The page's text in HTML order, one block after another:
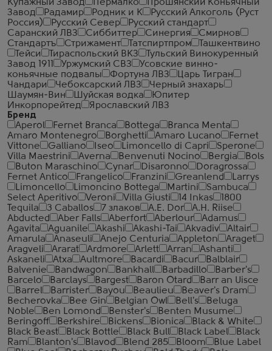
Купажный Завод
Пермалко
Прошянский Коньячный
Завод
Радамир Родник и К
Русский Алкоголь (Руст
Россия)
Русский Север
Русский стандарт
Саранский ЛВЗ
Сиббиттер Синергия
Смирнов
Стандартъ
Стрижамент Татспиртпром
Ташкентвино
Тейси
Тираспольский ВКЗ
Тульский Винокуренный
Завод 1911
Уржумский СВЗ
Усовские винно-
коньячные подвалы
Фортуна ЛВЗ
Царь Тигран
Чандари
Чебоксарский ЛВЗ
Черный знахарь
Шаумян-Вин
Шуйская водка
Юпитер
Инкорпорейтед
Ярославский ЛВЗ
Бренд
Aperol
Fernet Branca Bottega
Branca Menta
Amaro Montenegro
Borghetti Amaro Lucano
Fernet
Vittone
Galliano Iseo Limoncello di Capri
Sperone
Villa Maestrini
Averna Benvenuti Nocino Bergia
Bols
Buton Maraschino
Cynar Disaronno
Doragrossa
Fernet Antico
Frangelico Franzini Greanlend
Larrys
Limoncello
Limoncino Bottega Martini
Sambuca
Select Aperitivo
Veroni Villa Giusti 14 Inkas
1800
Tequila
3 Caballos 7 злаков A.E. Dor
A.H. Riise
Abducted
Aber Falls Aberfort Aberlour
Adamus
Agavita
Aguanile Akashi Akashi-Tai Akvadiv
Altair
Amarula
Anaseuli Anejo Centuria Appleton
Araget
Aragveli
Ararat Ardmore Arlett Arran
Ashanti
Askaneli
Atxa Aultmore Bacardi Bacur
Balblair
Balvenie
Bandwagon Bankhall Barbadillo
Barber's
Barcelo
Barclays Bargest Baron Otard
Barr an Uisce
Barrel
Barrister Bayou Beaulieu
Beaver's Dram
Becherovka
Bee Gin Belgian Owl Bell's
Beluga
Noble
Ben Lomond Benster's
Benten Musume
Beringoff
Berkshire Bickens Bionica
Black & White
Black Beast
Black Bottle Black Bull Black Label
Black
Ram
Blanton's Blavod Blend 285 Bloom
Blue Label